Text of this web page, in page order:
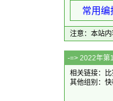
常用编
注意：本站
-=>
相关链接：
其他组别：